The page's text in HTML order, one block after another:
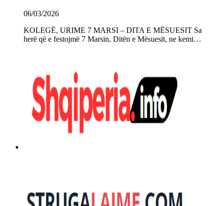
06/03/2026
KOLEGË, URIME 7 MARSI – DITA E MËSUESIT Sa
herë që e festojmë 7 Marsin, Ditën e Mësuesit, ne kemi…